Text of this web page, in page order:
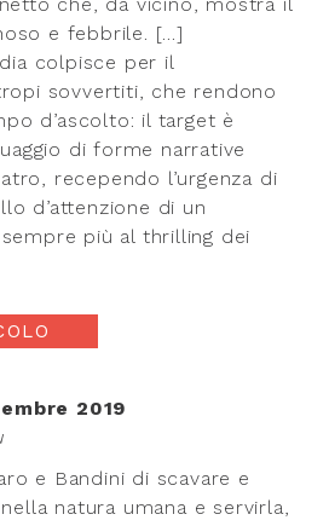
e febbrile. […]
colpisce per il
sovvertiti, che rendono
d’ascolto: il target è
di forme narrative
recependo l’urgenza di
d’attenzione di un
più al thrilling dei
2019
e Bandini di scavare e
natura umana e servirla,